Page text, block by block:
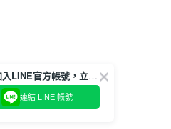
加入LINE官方帳號，立即獲得$100購物金!
連結 LINE 帳號